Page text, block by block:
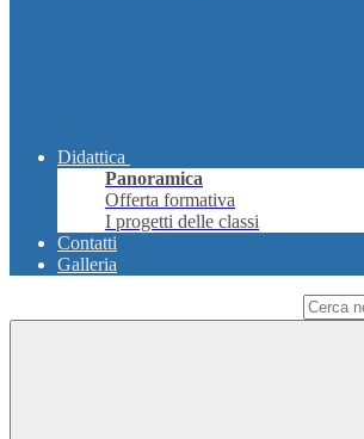
Didattica
Panoramica
Offerta formativa
I progetti delle classi
Contatti
Galleria